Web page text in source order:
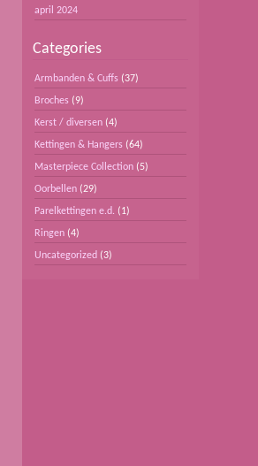
april 2024
Categories
Armbanden & Cuffs (37)
Broches (9)
Kerst / diversen (4)
Kettingen & Hangers (64)
Masterpiece Collection (5)
Oorbellen (29)
Parelkettingen e.d. (1)
Ringen (4)
Uncategorized (3)